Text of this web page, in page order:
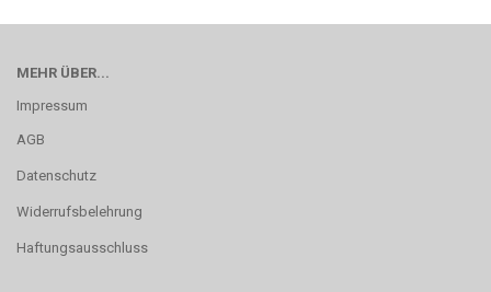
MEHR ÜBER...
Impressum
AGB
Datenschutz
Widerrufsbelehrung
Haftungsausschluss